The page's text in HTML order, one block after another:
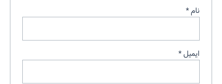
نام*
ایمیل*